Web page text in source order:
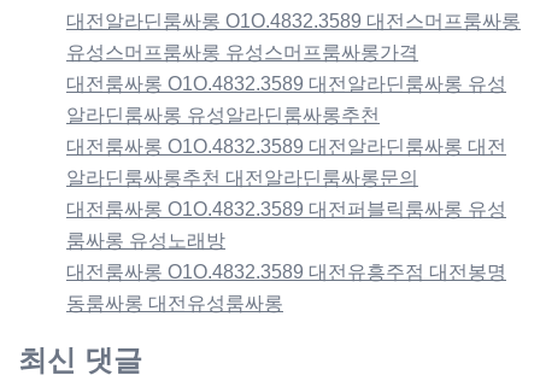
대전알라딘룸싸롱 O1O.4832.3589 대전스머프룸싸롱
유성스머프룸싸롱 유성스머프룸싸롱가격
대전룸싸롱 O1O.4832.3589 대전알라딘룸싸롱 유성
알라딘룸싸롱 유성알라딘룸싸롱추천
대전룸싸롱 O1O.4832.3589 대전알라딘룸싸롱 대전
알라딘룸싸롱추천 대전알라딘룸싸롱문의
대전룸싸롱 O1O.4832.3589 대전퍼블릭룸싸롱 유성
룸싸롱 유성노래방
대전룸싸롱 O1O.4832.3589 대전유흥주점 대전봉명
동룸싸롱 대전유성룸싸롱
최신 댓글